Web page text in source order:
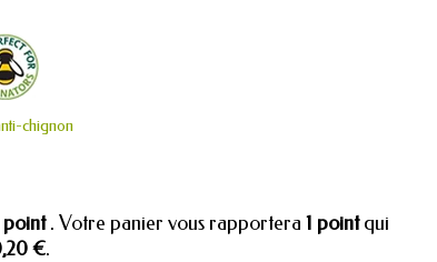
chignon
point . Votre panier vous rapportera 1 pointqui
€.